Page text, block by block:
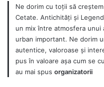
Ne dorim cu toții să
Cetate. Antichități și
un mix între atmosfera
urban important. Ne dorim
autentice, valoroase și
pus în valoare așa cum se
au mai spusorganizatorii